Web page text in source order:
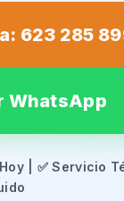
623 285
WhatsApp
| ✅ Servicio